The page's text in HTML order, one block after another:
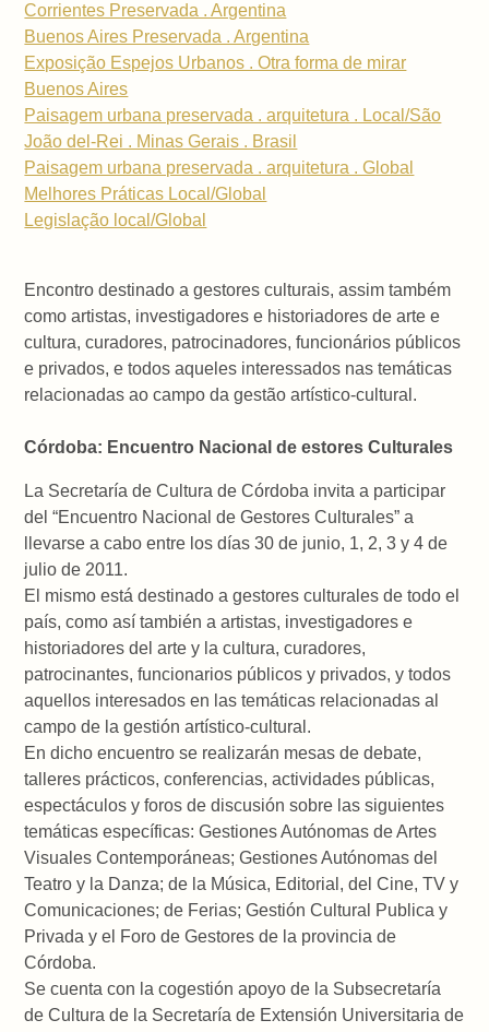
Corrientes Preservada . Argentina
Buenos Aires Preservada . Argentina
Exposição Espejos Urbanos . Otra forma de mirar
Buenos Aires
Paisagem urbana preservada . arquitetura . Local/São
João del-Rei . Minas Gerais . Brasil
Paisagem urbana preservada . arquitetura . Global
Melhores Práticas Local/Global
Legislação local/Global
Encontro destinado a gestores culturais, assim também
como artistas, investigadores e historiadores de arte e
cultura, curadores, patrocinadores, funcionários públicos
e privados, e todos aqueles interessados nas temáticas
relacionadas ao campo da gestão artístico-cultural.
Córdoba: Encuentro Nacional de estores Culturales
La Secretaría de Cultura de Córdoba invita a participar
del “Encuentro Nacional de Gestores Culturales” a
llevarse a cabo entre los días 30 de junio, 1, 2, 3 y 4 de
julio de 2011.
El mismo está destinado a gestores culturales de todo el
país, como así también a artistas, investigadores e
historiadores del arte y la cultura, curadores,
patrocinantes, funcionarios públicos y privados, y todos
aquellos interesados en las temáticas relacionadas al
campo de la gestión artístico-cultural.
En dicho encuentro se realizarán mesas de debate,
talleres prácticos, conferencias, actividades públicas,
espectáculos y foros de discusión sobre las siguientes
temáticas específicas: Gestiones Autónomas de Artes
Visuales Contemporáneas; Gestiones Autónomas del
Teatro y la Danza; de la Música, Editorial, del Cine, TV y
Comunicaciones; de Ferias; Gestión Cultural Publica y
Privada y el Foro de Gestores de la provincia de
Córdoba.
Se cuenta con la cogestión apoyo de la Subsecretaría
de Cultura de la Secretaría de Extensión Universitaria de